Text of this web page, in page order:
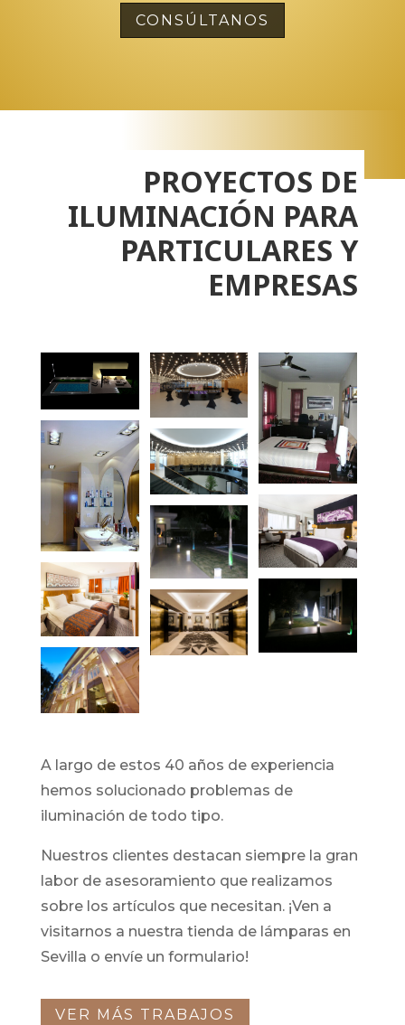
CONSÚLTANOS
PROYECTOS DE
ILUMINACIÓN PARA
PARTICULARES Y
EMPRESAS
A largo de estos 40 años de experiencia
hemos solucionado problemas de
iluminación de todo tipo.
Nuestros clientes destacan siempre la gran
labor de asesoramiento que realizamos
sobre los artículos que necesitan. ¡Ven a
visitarnos a nuestra tienda de lámparas en
Sevilla o envíe un formulario!
VER MÁS TRABAJOS